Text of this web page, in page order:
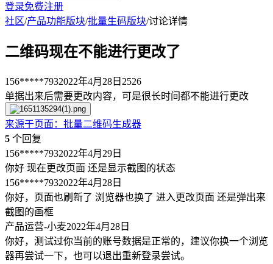
登录免费注册
社区/产品功能版块/批量生码版块/讨论详情
二维码现在不能进行更改了
156*****7932022年4月28日 2526
单据出来后需要更改内容，可是很长时间都不能进行更改
来源于页面 ： 批量二维码生成器
5 个回复
156*****7932022年4月29日
你好 现在更改页面 还是显示截图的状态
156*****7932022年4月28日
你好，页面也刷新了 浏览器也换了 进入更改页面 还是弹出来
截图的画框
产品运营-小麦2022年4月28日
你好，测试过你当前的账号数据是正常的，建议你换一个浏览
器再尝试一下，也可以退出重新登录尝试。